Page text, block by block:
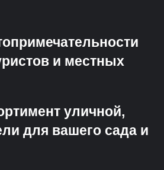
и местных
уличной,
для вашего сада и